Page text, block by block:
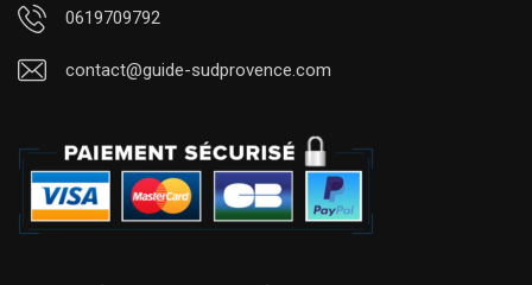
0619709792
contact@guide-sudprovence.com